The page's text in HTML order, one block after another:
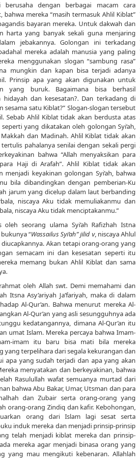
dengan berbagai macam cara
mereka “masih termasuk Ahlil Kiblat”
bayaran mereka. Untuk dakwah dan
harta yang banyak sekali guna menjaring
jebakannya. Golongan ini terkadang
mereka adalah manusia yang paling
menggunakan slogan “sambung rasa”
mungkin dan kapan bisa terjadi adanya
Prinsip apa yang akan digunakan untuk
yang buruk. Bagaimana bisa berhasil
dan kesesatan?. Dan terkadang di
satu Kiblat?” Slogan-slogan tersebut
Sebab Ahlil Kiblat tidak akan berdusta atas
yang dikatakan oleh golongan Syi’ah,
dan Madinah. Ahlil Kiblat tidak akan
pahalanya senilai dengan sekali pergi
bahwa “Allah menyaksikan para
Haji di Arafah”. Ahlil Kiblat tidak akan
keyakinan golongan Syi’ah, bahwa
bila dibandingkan dengan pemberian-Ku
jarum yang dicelup dalam laut berbanding
niscaya Aku tidak memuliakanmu dan
niscaya Aku tidak menciptakanmu.”
seorang ulama Syi’ah Rafizhah Istna
bukunya “Wassailus Syi’ah” jilid v, niscaya Ahlul
Akan tetapi orang-orang yang
semacam ini dan kesesatan seperti itu
memang bukan Ahlil Kiblat dan sama
oleh Allah swt. Demi memahami dan
Itsna Asy’ariyah Ja’fariyah, maka di dalam
Al-Qur’an. Bahwa menurut mereka Al-
Al-Qur’an yang asli sesungguhnya ada
kedatangannya, dimana Al-Qur’an itu
umat Islam. Mereka percaya bahwa Imam-
imam itu baru bisa mati bila mereka
terpelihara dari segala kekurangan dan
apa yang sudah terjadi dan apa yang akan
menyatakan dan berkeyakinan, bahwa
Rasulullah wafat semuanya murtad dari
bahwa Abu Bakar, Umar, Utsman dan para
dan Zubair serta orang-orang yang
orang-orang Zindiq dan kafir. Kebohongan,
orang dari Islam lagi sesat serta
induk mereka dan menjadi prinsip-prinsip
telah menjadi kiblat mereka dan prinsip-
mereka agar menjadi binasa orang yang
yang mau mengikuti kebenaran. Allahlah